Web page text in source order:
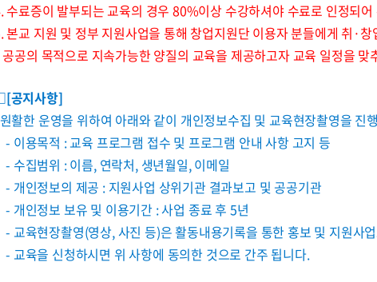
수료증이 발부되는 교육의 경우 80%이상 수강하셔야 수료로 인정되
본교 지원 및 정부 지원사업을 통해 창업지원단 이용자 분들에게 취·
공공의 목적으로 지속가능한 양질의 교육을 제공하고자 교육 일정을 맞
공지사항]
원활한 운영을 위하여 아래와 같이 개인정보수집 및 교육현장촬영을 진
- 이용목적 : 교육 프로그램 접수 및 프로그램 안내 사항 고지 등
- 수집범위 : 이름, 연락처, 생년월일, 이메일
- 개인정보의 제공 : 지원사업 상위기관 결과보고 및 공공기관
- 개인정보 보유 및 이용기간 : 사업 종료 후 5년
- 교육현장촬영(영상, 사진 등)은 활동내용기록을 통한 홍보 및 지원사
- 교육을 신청하시면 위 사항에 동의한 것으로 간주 됩니다.